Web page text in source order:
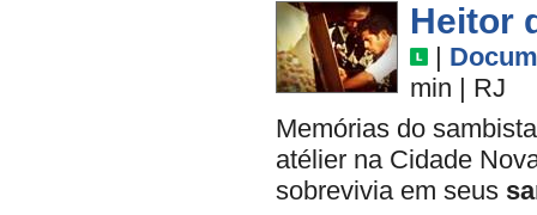
Heitor
|
min | RJ
Memórias do
atélier na Cidade
sobrevivia em seus